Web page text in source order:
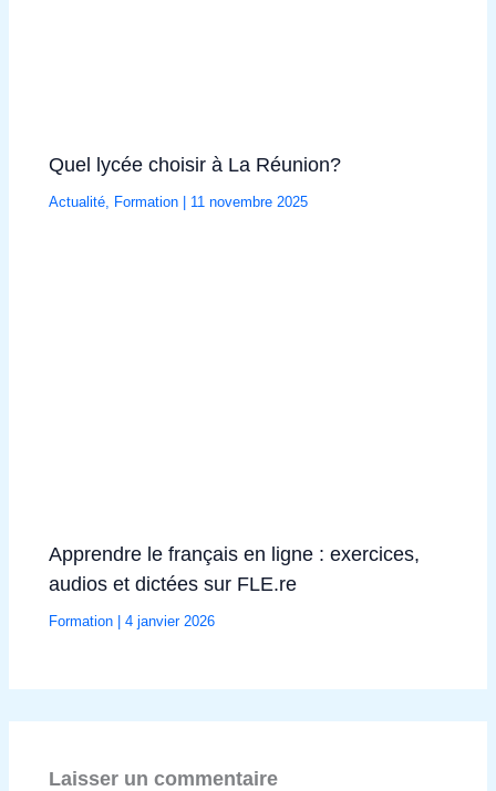
Quel lycée choisir à La Réunion?
Actualité, Formation 11 novembre 2025
Apprendre le français en ligne : exercices,
audios et dictées sur FLE.re
Formation |4 janvier 2026
Laisser un commentaire